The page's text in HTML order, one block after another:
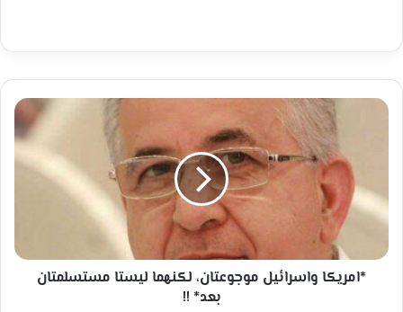
*امريكا
مستسلمتان
بعد*
*امريكا واسرائيل موجوعتان، لكنهما ليستا مستسلمتان
بعد* !!